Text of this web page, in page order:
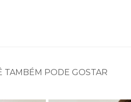
TAMBÉM PODE GOSTAR